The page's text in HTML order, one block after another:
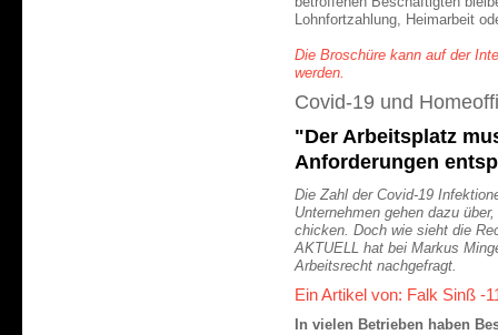
Lohnfortzahlung, Heimarbeit
Die Broschüre kann auf der
werden.
Covid-19 und
"Der Arbeitsplatz
Anforderungen
Die Zahl der Covid-19
Unternehmen gehen dazu
chicken. Doch wie sieht die
AKTUELL hat bei Markus
Arbeitsrecht nachgefragt.
Ein Artikel von: Falk Sinß -
In vielen Betrieben haben